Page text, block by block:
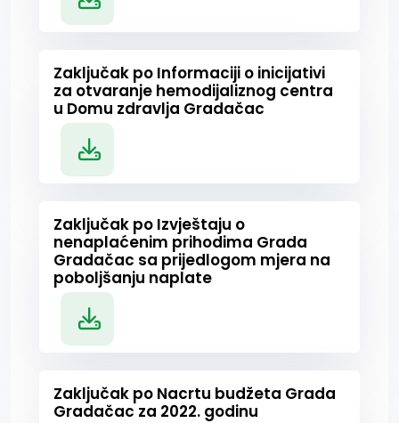
Zaključak po Informaciji o inicijativi
za otvaranje hemodijaliznog centra
u Domu zdravlja Gradačac
Zaključak po Izvještaju o
nenaplaćenim prihodima Grada
Gradačac sa prijedlogom mjera na
poboljšanju naplate
Zaključak po Nacrtu budžeta Grada
Gradačac za 2022. godinu